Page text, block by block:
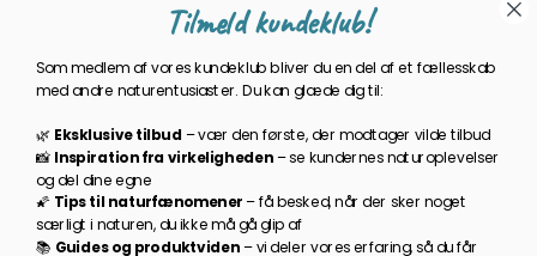
Om Kikkertland
Bliv en del af kundeklubben
Som medlem bliver du opdateret på nyheder, månedens
prisbasker, spændende kampagner og meget mere!
Tilmeld kundeklub!
Som medlem af vores kundeklub bliver du en del af et fællesskab
med andre naturentusiaster. Du kan glæde dig til:
🌿 Eksklusive tilbud –vær den første, der modtager vilde tilbud
📸 Inspirationfra virkeligheden–se kundernesnaturoplevelser
ogdel dineegne
🌠 Tipstil naturfænomener–fåbesked,nårder sker noget
særligti naturen,duikkemågåglipaf
📚 Guidesog produktviden–videlervoreserfaring,sådufår